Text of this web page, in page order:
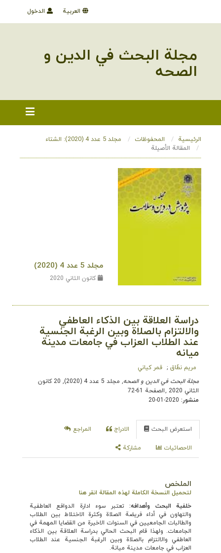
الدخول العربية
مجلة البحث في الدین و
الصحه
الرئيسية المحفوظات
مجلد 5 عدد 4 (2020): الشتاء
المقالة الأصيلة
مجلد 5 عدد 4 (2020)
كانون الثاني 2020
دراسة العلاقة بين الذكاء العاطفي
والالتزام بالصلاة وبين الرغبة الجنسية
عند الطلاب العزاب في جامعات مدينة
ميانه
مریم نطّاق
قمر کیاني
مجلة البحث في الدین و الصحه
, مجلد 5 عدد 4 (2020), 20 كانون
الثاني 2020
,الصفحة 61-72
منشور:
استعرض البحث الادراج المراجع
الاحصائيات مشاركة
الملخص
لتحميل النسخة الكاملة لهذه المقالة انقر هنا
خلفية البحث وأهدافه:تعتبر سوء ادارة الدوافع العاطفية
والتهاون في أداء فريضة الصلاة وكثرة الاختلاط بين الطلاب
والطالبات الجامعيين في السنوات الاخيرة من القضايا المهمة في
الجامعات. ولهذا قام البحث الحالي بدراسة العلاقة بين الذكاء
العاطفي والالتزام بالصلاة وبين الرغبة الجنسية عند الطلاب
العزاب في جامعات مدينة ميانة.